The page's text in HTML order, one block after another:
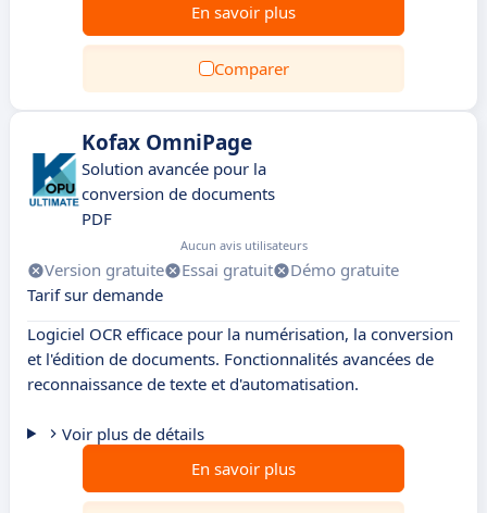
En savoir plus
Comparer
Kofax OmniPage
Solution avancée pour la
conversion de documents
PDF
Aucun avis utilisateurs
Version gratuite Essai gratuit
Démo gratuite
Tarif sur demande
Logiciel OCR efficace pour la numérisation, la conversion
et l'édition de documents. Fonctionnalités avancées de
reconnaissance de texte et d'automatisation.
Voir plus de détails
En savoir plus